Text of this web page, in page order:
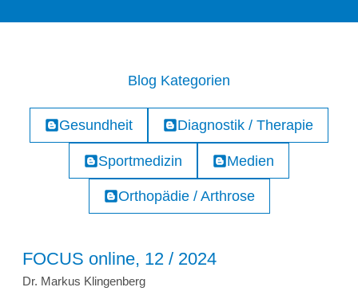
Blog Kategorien
Gesundheit Diagnostik / Therapie
Sportmedizin Medien
Orthopädie / Arthrose
FOCUS online, 12 / 2024
Dr. Markus Klingenberg